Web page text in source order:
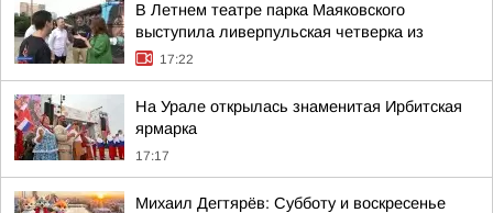
В Летнем театре парка Маяковского
выступила ливерпульская четверка из
17:22
На Урале открылась знаменитая Ирбитская
ярмарка
17:17
Михаил Дегтярёв: Субботу и воскресенье